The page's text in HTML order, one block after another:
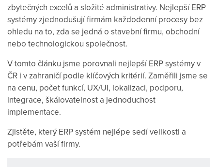
zbytečných excelů a složité administrativy. Nejlepší ERP
systémy zjednodušují firmám každodenní procesy bez
ohledu na to, zda se jedná o stavební firmu, obchodní
nebo technologickou společnost.
V tomto článku jsme porovnali nejlepší ERP systémy v
ČR i v zahraničí podle klíčových kritérií. Zaměřili jsme se
na cenu, počet funkcí, UX/UI, lokalizaci, podporu,
integrace, škálovatelnost a jednoduchost
implementace.
Zjistěte, který ERP systém nejlépe sedí velikosti a
potřebám vaší firmy.